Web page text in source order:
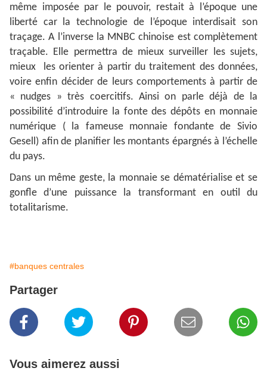
même imposée par le pouvoir, restait à l’époque une
liberté car la technologie de l’époque interdisait son
traçage. A l’inverse la MNBC chinoise est complètement
traçable. Elle permettra de mieux surveiller les sujets,
mieux les orienter à partir du traitement des données,
voire enfin décider de leurs comportements à partir de
« nudges » très coercitifs. Ainsi on parle déjà de la
possibilité d’introduire la fonte des dépôts en monnaie
numérique ( la fameuse monnaie fondante de Sivio
Gesell) afin de planifier les montants épargnés à l’échelle
du pays.
Dans un même geste, la monnaie se dématérialise et se
gonfle d’une puissance la transformant en outil du
totalitarisme.
#banques centrales
Partager
Vous aimerez aussi